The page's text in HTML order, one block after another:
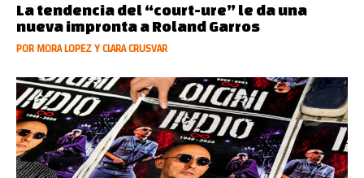
La tendencia del “court-ure” le da una
nueva impronta a Roland Garros
POR MORA LOPEZ Y CLARA CRUSVAR